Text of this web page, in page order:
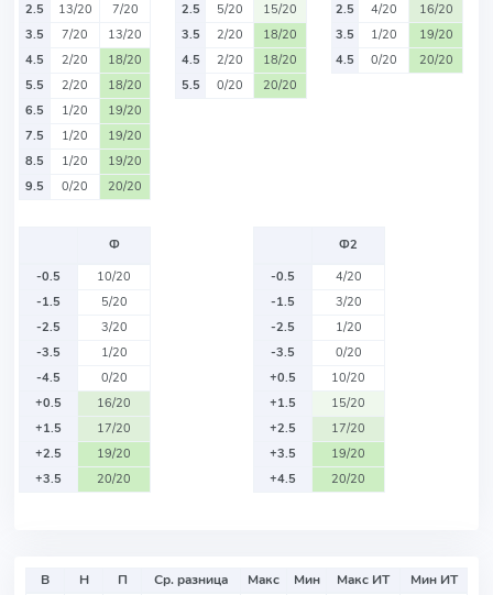
2.5
13/20
7/20
3.5
7/20
13/20
4.5
2/20
18/20
5.5
2/20
18/20
6.5
1/20
19/20
7.5
1/20
19/20
8.5
1/20
19/20
9.5
0/20 20/20
2.5
5/20
15/20
3.5
2/20
18/20
4.5
2/20
18/20
5.5
0/20 20/20
2.5
4/20
16/20
3.5
1/20
19/20
4.5
0/20 20/20
Ф
-0.5
10/20
-1.5
5/20
-2.5
3/20
-3.5
1/20
-4.5
0/20
+0.5
16/20
+1.5
17/20
+2.5
19/20
+3.5
20/20
Ф2
-0.5
4/20
-1.5
3/20
-2.5
1/20
-3.5
0/20
+0.5
10/20
+1.5
15/20
+2.5
17/20
+3.5
19/20
+4.5
20/20
В Н П Ср. разница Макс Мин Макс ИТ
Мин ИТ